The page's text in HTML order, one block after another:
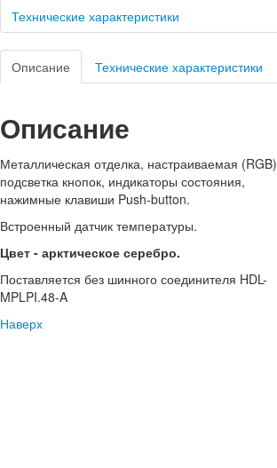
Технические характеристики
Описание Технические характеристики
Описание
Металлическая отделка, настраиваемая (RGB)
подсветка кнопок, индикаторы состояния,
нажимные клавиши Push-button.
Встроенный датчик температуры.
Цвет - арктическое серебро.
Поставляется без шинного соединителя HDL-
MPLPI.48-A
Наверх